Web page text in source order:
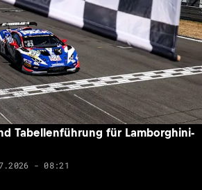
Tabellenführung für Lamborghini-
- 08:21